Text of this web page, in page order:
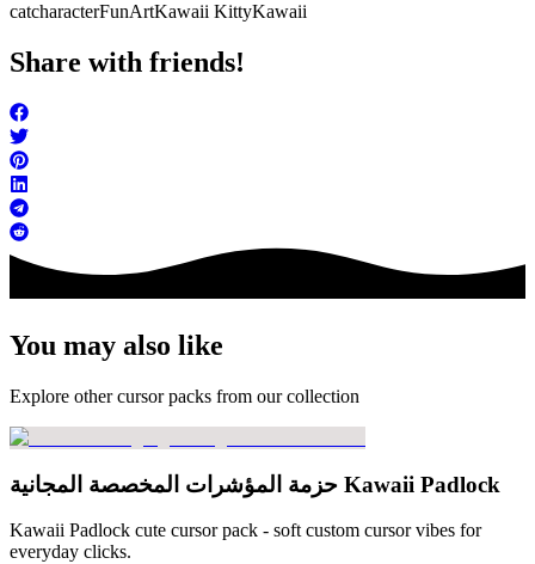
catcharacterFunArtKawaii KittyKawaii
Share with friends!
You may also like
Explore other cursor packs from our collection
حزمة المؤشرات المخصصة المجانية Kawaii Padlock
Kawaii Padlock cute cursor pack - soft custom cursor vibes for
everyday clicks.